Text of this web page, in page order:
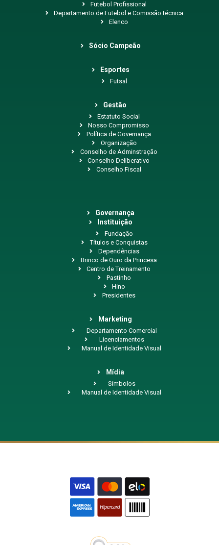
Futebol Profissional
Departamento de Futebol e Comissão técnica
Elenco
Sócio Campeão
Esportes
Futsal
Gestão
Estatuto Social
Nosso Compromisso
Política de Governança
Organização
Conselho de Adminstração
Conselho Deliberativo
Conselho Fiscal
Governança
Instituição
Fundação
Títulos e Conquistas
Dependências
Brinco de Ouro da Princesa
Centro de Treinamento
Pastinho
Hino
Presidentes
Marketing
Departamento Comercial
Licenciamentos
Manual de Identidade Visual
Mídia
Símbolos
Manual de Identidade Visual